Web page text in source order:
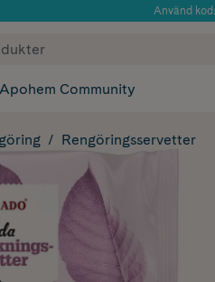
Använd
✓ Fri frakt
Apohem Community
Rengöringsservetter